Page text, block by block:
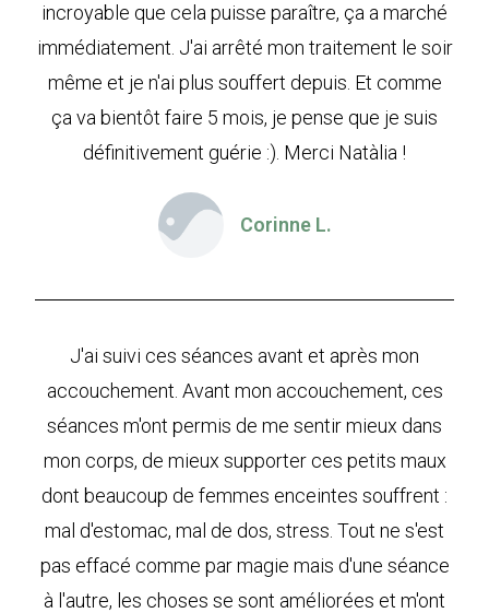
incroyable que cela puisse paraître, ça a marché
immédiatement. J'ai arrêté mon traitement le soir
même et je n'ai plus souffert depuis. Et comme
ça va bientôt faire 5 mois, je pense que je suis
définitivement guérie :). Merci Natàlia !
Corinne L.
J'ai suivi ces séances avant et après mon
accouchement. Avant mon accouchement, ces
séances m'ont permis de me sentir mieux dans
mon corps, de mieux supporter ces petits maux
dont beaucoup de femmes enceintes souffrent :
mal d'estomac, mal de dos, stress. Tout ne s'est
pas effacé comme par magie mais d'une séance
à l'autre, les choses se sont améliorées et m'ont